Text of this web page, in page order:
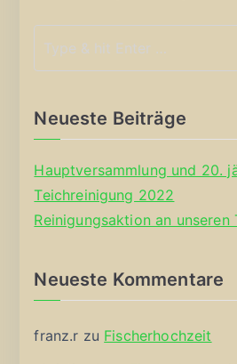
Neueste Beiträge
Hauptversammlung und 20.
Teichreinigung 2022
Reinigungsaktion an unseren
Neueste Kommentare
franz.r zu Fischerhochzeit